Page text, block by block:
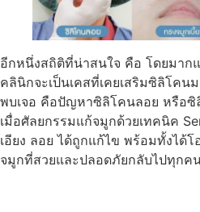
อีกหนึ่งสถิติที่น่าสนใจ คือ โดยมาก
คลินิกจะเป็นเคสที่เคยเสริมซิลิโค
พบเจอ คือปัญหาซิลิโคนลอย หรือซิ
เมื่อศัลยกรรมแก้จมูกด้วยเทคนิค
เอียง ลอย ได้ถูกแก้ไข พร้อมทั้งได้
จมูกที่สวยและปลอดภัยกลับไปทุกค